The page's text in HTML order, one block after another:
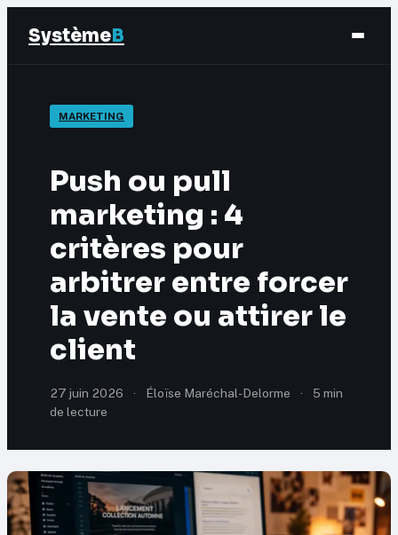
SystèmeB
Finance
Éducation & Emploi
Marketing
MARKETING
Push ou pull
marketing : 4
critères pour
arbitrer entre forcer
la vente ou attirer le
client
27 juin 2026 · Éloïse Maréchal-Delorme ·
5 min
de lecture